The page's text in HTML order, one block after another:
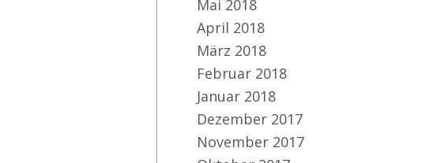
Mai 2018
April 2018
März 2018
Februar 2018
Januar 2018
Dezember 2017
November 2017